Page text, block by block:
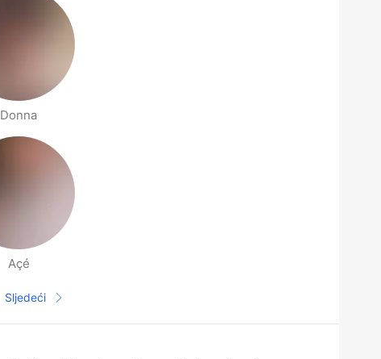
Donna
Açé
Sljedeća stranica
Sljedeći